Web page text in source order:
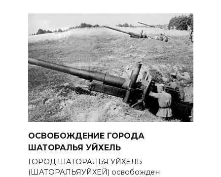
ОСВОБОЖДЕНИЕ ГОРОДА
ШАТОРАЛЬЯ УЙХЕЛЬ
ГОРОД ШАТОРАЛЬЯ УЙХЕЛЬ
(ШАТОРАЛЬЯУЙХЕЙ) освобожден